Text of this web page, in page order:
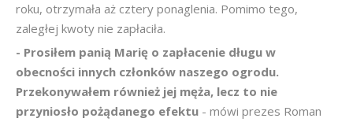
roku, otrzymała aż cztery ponaglenia. Pomimo tego,
zaległej kwoty nie zapłaciła.
- Prosiłem panią Marię o zapłacenie długu w
obecności innych członków naszego ogrodu.
Przekonywałem również jej męża, lecz to nie
przyniosło pożądanego efektu - mówi prezes Roman